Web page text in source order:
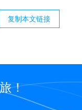
复制本文链接
！